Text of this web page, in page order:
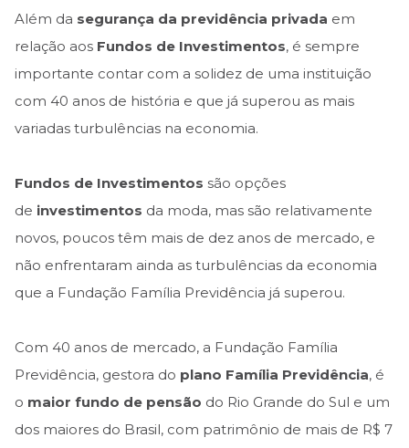
Além da segurança da previdência privada em
relação aos Fundos de Investimentos, é sempre
importante contar com a solidez de uma instituição
com 40 anos de história e que já superou as mais
variadas turbulências na economia.
Fundos de Investimentos são opções
de investimentos da moda, mas são relativamente
novos, poucos têm mais de dez anos de mercado, e
não enfrentaram ainda as turbulências da economia
que a Fundação Família Previdência já superou.
Com 40 anos de mercado, a Fundação Família
Previdência, gestora do plano Família Previdência, é
o maior fundo de pensão do Rio Grande do Sul e um
dos maiores do Brasil, com patrimônio de mais de R$ 7